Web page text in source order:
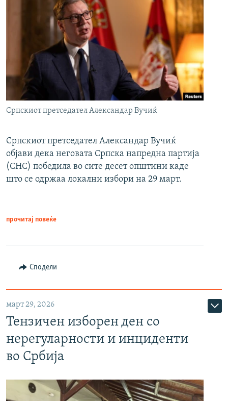
Српскиот претседател Александар Вучиќ
Српскиот претседател Александар Вучиќ
објави дека неговата Српска напредна партија
(СНС) победила во сите десет општини каде
што се одржаа локални избори на 29 март.
прочитај повеќе
Сподели
март 29, 2026
Тензичен изборен ден со
нерегуларности и инциденти
во Србија